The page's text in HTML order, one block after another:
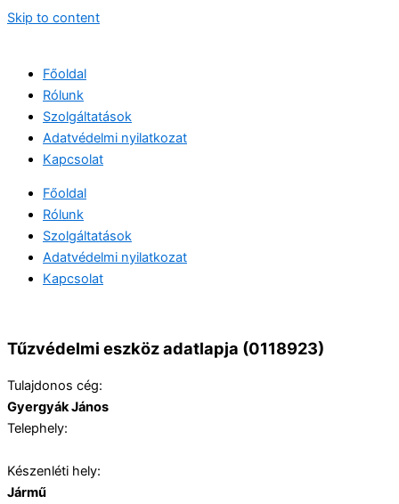
Skip to content
Főoldal
Rólunk
Szolgáltatások
Adatvédelmi nyilatkozat
Kapcsolat
Főoldal
Rólunk
Szolgáltatások
Adatvédelmi nyilatkozat
Kapcsolat
Tűzvédelmi eszköz adatlapja (0118923)
Tulajdonos cég:
Gyergyák János
Telephely:
Készenléti hely:
Jármű